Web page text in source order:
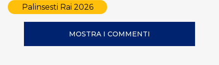
Palinsesti Rai 2026
MOSTRA I COMMENTI